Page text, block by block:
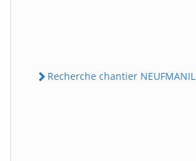
Recherche chantier NEUFMANIL